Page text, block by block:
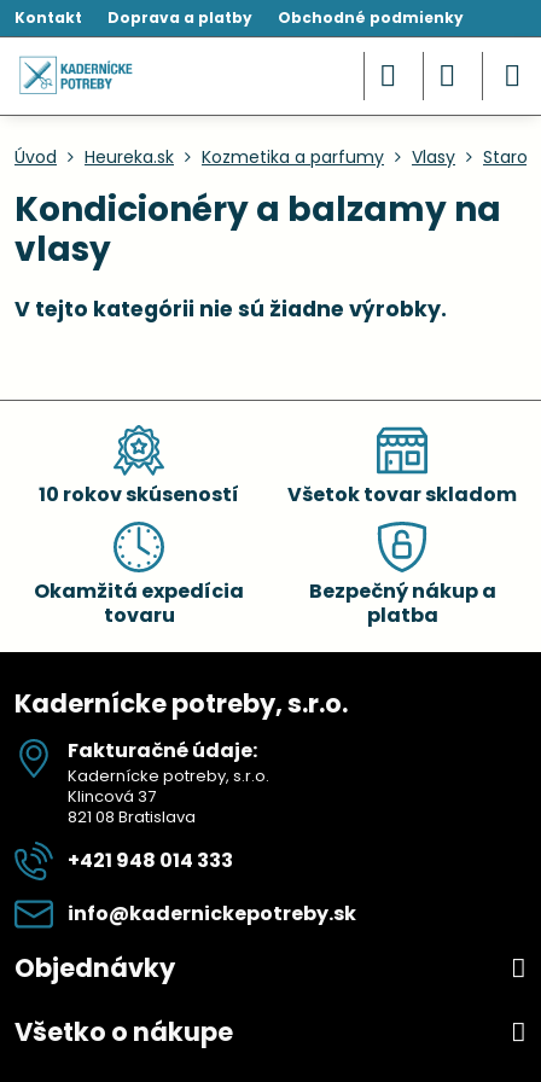
Kontakt Doprava a platby Obchodné podmienky
Úvod Heureka.sk Kozmetika a parfumy Vlasy
Kondicionéry a balzamy na
vlasy
10 rokov skúseností Všetok tovar skladom
Okamžitá expedícia
tovaru
Bezpečný nákup a
platba
Kadernícke potreby, s.r.o.
Fakturačné údaje:
Kadernícke potreby, s.r.o.
Klincová 37
821 08 Bratislava
+421 948 014 333
info​@kadernickepotreby​.sk
Objednávky
Všetko o nákupe